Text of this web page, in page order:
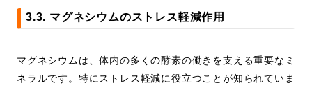
3.3. マグネシウムのストレス軽減作用
マグネシウムは、体内の多くの酵素の働きを支える重要なミ
ネラルです。特にストレス軽減に役立つことが知られていま